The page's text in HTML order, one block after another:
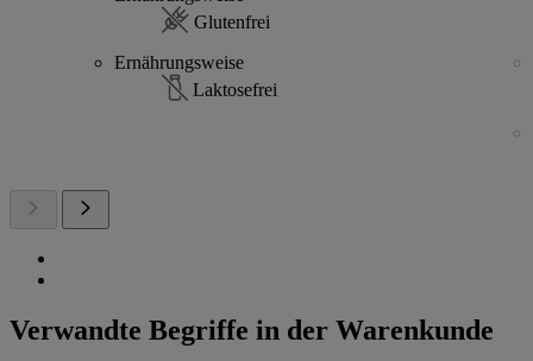
Glutenfrei
Ernährungsweise
Laktosefrei
Verwandte Begriffe in der Warenkunde